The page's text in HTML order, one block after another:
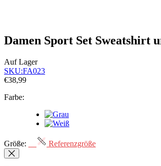
Damen Sport Set Sweatshirt
Auf Lager
SKU:FA023
€38,99
Farbe:
Größe: Referenzgröße